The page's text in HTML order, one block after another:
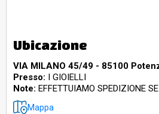
Ubicazione
VIA MILANO 45/49 - 85100
Presso: I GIOIELLI
Note: EFFETTUIAMO SPEDIZIONE
Mappa